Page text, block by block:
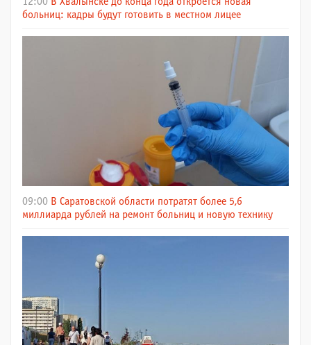
больниц: кадры будут готовить в местном лицее
09:00 В Саратовской области потратят более 5,6
миллиарда рублей на ремонт больниц и новую технику